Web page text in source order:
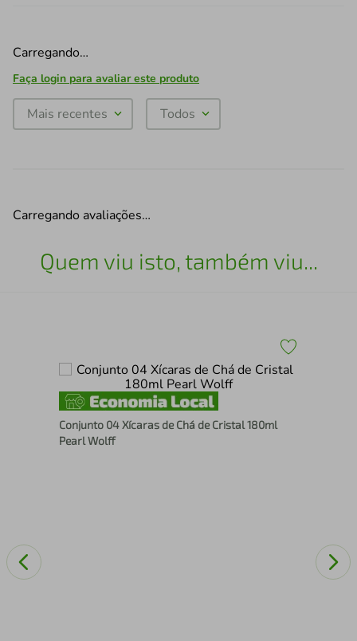
Carregando…
Faça login para avaliar este produto
Mais recentes Todos
Carregando avaliações…
Quem viu isto, também viu...
Conjunto 04 Xícaras de Chá de Cristal 180ml
Pearl Wolff